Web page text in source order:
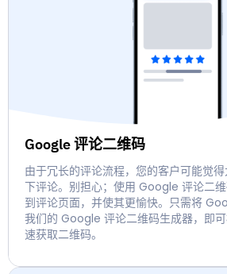
Google 评论二维码
由于冗长的评论流程，您的客户可能觉
下评论。别担心；使用 Google 评论二
到评论页面，并使其更愉快。只需将
我们的 Google 评论二维码生成器，即
速获取二维码。